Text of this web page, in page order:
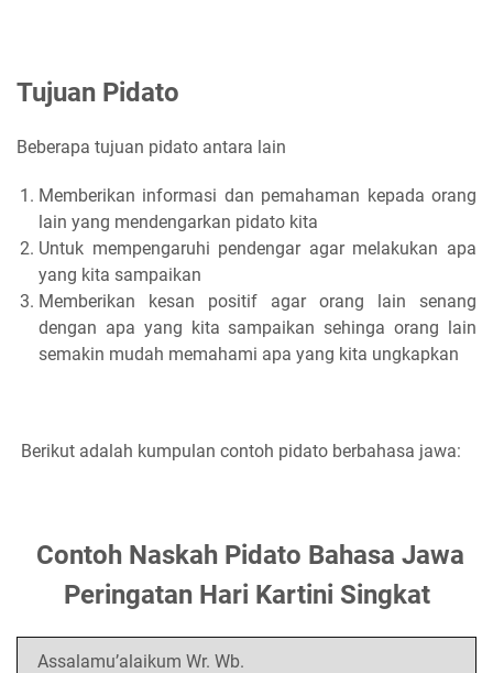
Tujuan Pidato
Beberapa tujuan pidato antara lain
Memberikan informasi dan pemahaman kepada orang
lain yang mendengarkan pidato kita
Untuk mempengaruhi pendengar agar melakukan apa
yang kita sampaikan
Memberikan kesan positif agar orang lain senang
dengan apa yang kita sampaikan sehinga orang lain
semakin mudah memahami apa yang kita ungkapkan
Berikut adalah kumpulan contoh pidato berbahasa jawa:
Contoh Naskah Pidato Bahasa Jawa
Peringatan Hari Kartini Singkat
Assalamu’alaikum Wr. Wb.